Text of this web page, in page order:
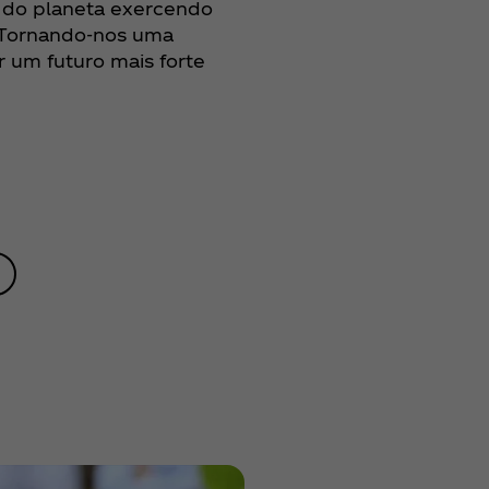
planeta exercendo
nos uma
um futuro mais forte